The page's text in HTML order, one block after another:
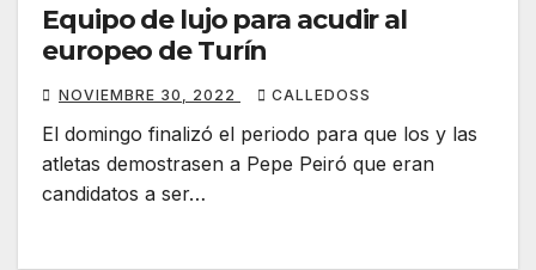
Equipo de lujo para acudir al
europeo de Turín
NOVIEMBRE 30, 2022 CALLEDOSS
El domingo finalizó el periodo para que los y las
atletas demostrasen a Pepe Peiró que eran
candidatos a ser…